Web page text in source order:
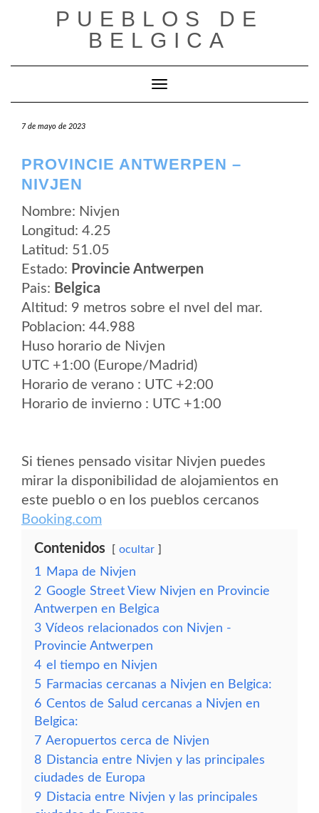
PUEBLOS DE
BELGICA
Cambiar modo de navegación
7 de mayo de 2023
PROVINCIE ANTWERPEN –
NIVJEN
Nombre: Nivjen
Longitud: 4.25
Latitud: 51.05
Estado: Provincie Antwerpen
Pais: Belgica
Altitud: 9 metros sobre el nvel del mar.
Poblacion: 44.988
Huso horario de Nivjen
UTC +1:00 (Europe/Madrid)
Horario de verano : UTC +2:00
Horario de invierno : UTC +1:00
Si tienes pensado visitar Nivjen puedes
mirar la disponibilidad de alojamientos en
este pueblo o en los pueblos cercanos
Booking.com
Contenidos ocultar
1
Mapa de Nivjen
2 Google Street View Nivjen en Provincie
Antwerpen en Belgica
3 Vídeos relacionados con Nivjen -
Provincie Antwerpen
4 el tiempo en Nivjen
5 Farmacias cercanas a Nivjen en Belgica:
6 Centos de Salud cercanas a Nivjen en
Belgica:
7 Aeropuertos cerca de Nivjen
8 Distancia entre Nivjen y las principales
ciudades de Europa
9 Distacia entre Nivjen y las principales